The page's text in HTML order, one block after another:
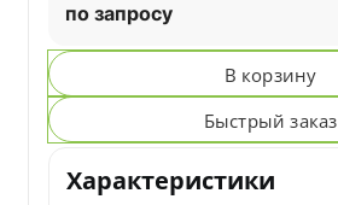
по запросу
В корзину
Быстрый заказ
Характеристики